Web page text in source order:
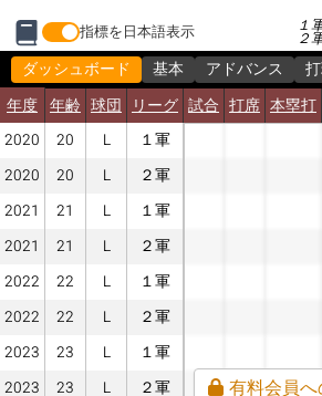
指標を日本語表示 １
２
ダッシュボード 基本 アドバンス
年度 年齢 球団 リーグ 試合 打席 本塁打
2020
20 L
１軍
2020
20 L
２軍
2021
21 L
１軍
2021
21 L
２軍
2022
22 L
１軍
2022
22 L
２軍
2023
23 L
１軍
2023
23 L
２軍
有料会員